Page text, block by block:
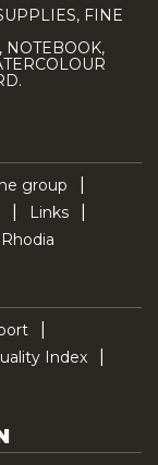
FINE
NOTEBOOK,
group
Links
Index